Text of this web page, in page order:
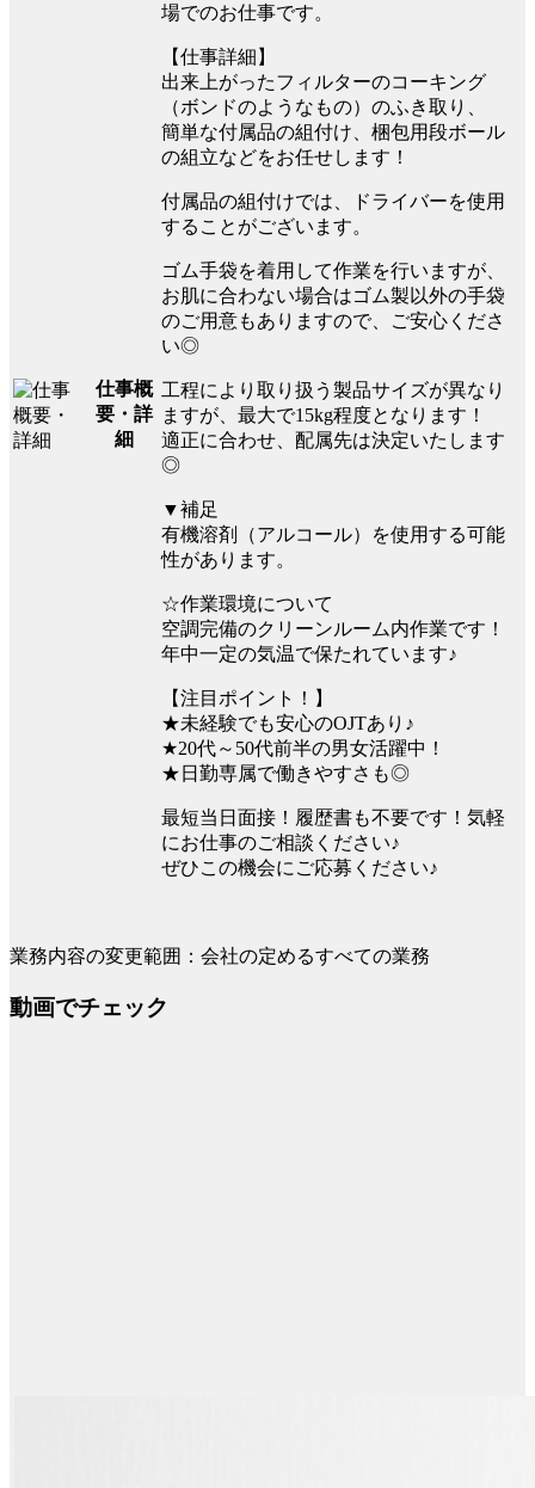
仕事概
要・詳
細
場でのお仕事です。
【仕事詳細】
出来上がったフィルターのコーキング
（ボンドのようなもの）のふき取り、
簡単な付属品の組付け、梱包用段ボール
の組立などをお任せします！
付属品の組付けでは、ドライバーを使用
することがございます。
ゴム手袋を着用して作業を行いますが、
お肌に合わない場合はゴム製以外の手袋
のご用意もありますので、ご安心くださ
い◎
工程により取り扱う製品サイズが異なり
ますが、最大で15kg程度となります！
適正に合わせ、配属先は決定いたします
◎
▼補足
有機溶剤（アルコール）を使用する可能
性があります。
☆作業環境について
空調完備のクリーンルーム内作業です！
年中一定の気温で保たれています♪
【注目ポイント！】
★未経験でも安心のOJTあり♪
★20代～50代前半の男女活躍中！
★日勤専属で働きやすさも◎
最短当日面接！履歴書も不要です！気軽
にお仕事のご相談ください♪
ぜひこの機会にご応募ください♪
業務内容の変更範囲：会社の定めるすべての業務
動画でチェック